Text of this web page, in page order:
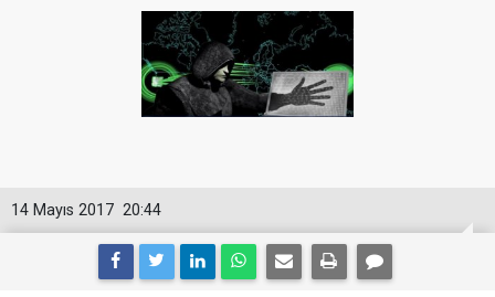
20:44
14 Mayıs 2017